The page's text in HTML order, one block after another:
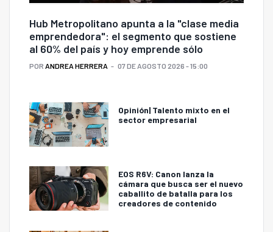
Hub Metropolitano apunta a la "clase media
emprendedora": el segmento que sostiene
al 60% del país y hoy emprende sólo
POR ANDREA HERRERA 07 DE AGOSTO 2026 - 15:00
Opinión| Talento mixto en el
sector empresarial
EOS R6V: Canon lanza la
cámara que busca ser el nuevo
caballito de batalla para los
creadores de contenido